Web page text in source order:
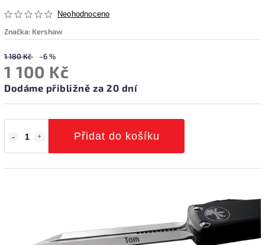
Neohodnoceno
Značka: Kershaw
1 180 Kč –6 %
1 100 Kč
Dodáme přibližně za 20 dní
Přidat do košíku